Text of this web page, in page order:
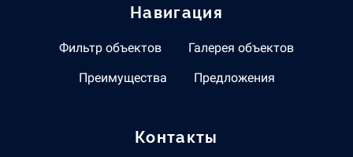
Навигация
Фильтр объектов
Галерея объектов
Преимущества
Предложения
Контакты